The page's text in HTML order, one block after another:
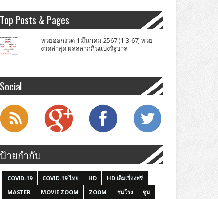
Top Posts & Pages
หวยออกงวด 1 มีนาคม 2567 (1-3-67) หวย
งวดล่าสุด ผลสลากกินแบ่งรัฐบาล
Social
ป้ายกำกับ
COVID-19 COVID-19 ไทย HD
HD เต็มเรื่องฟรี
MASTER
MOVIE ZOOM ZOOM ชนโรง
ซูม